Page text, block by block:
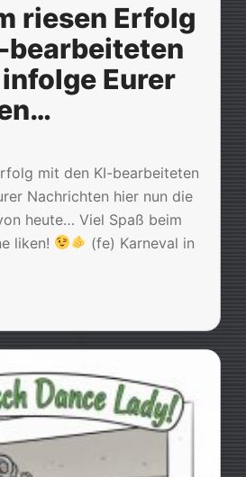
riesen Erfolg
bearbeiteten
Eurer
mit den KI-bearbeiteten
Nachrichten hier nun die
heute… Viel Spaß beim
liken!
(fe) Karneval in